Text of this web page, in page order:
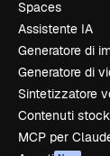
Spaces
Assistente IA
Generatore di
Generatore di
Sintetizzatore
Contenuti stock
MCP per